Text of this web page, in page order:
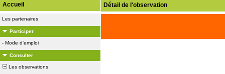
Accueil
Les partenaires
Participer
- Mode d'emploi
Consulter
Les observations
Détail de l'observation